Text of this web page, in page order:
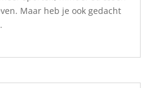
Maar heb je ook gedacht